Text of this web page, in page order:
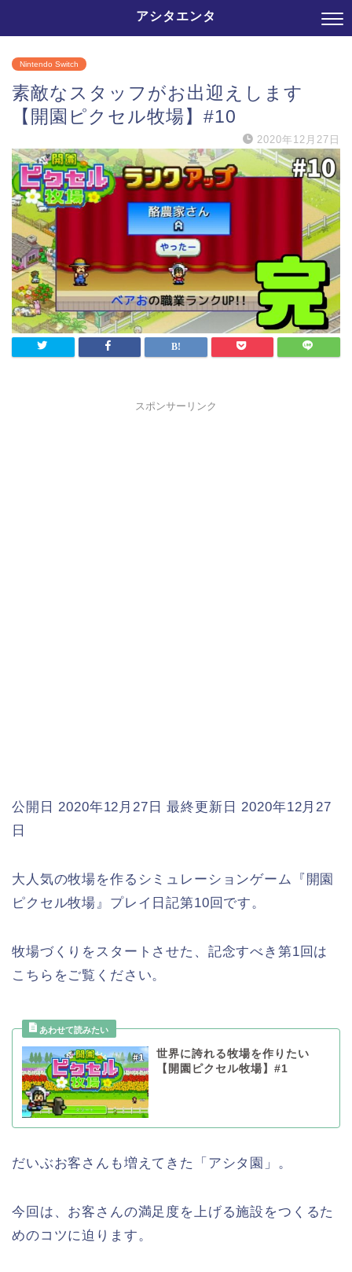
アシタエンタ
Nintendo Switch
素敵なスタッフがお出迎えします
【開園ピクセル牧場】#10
2020年12月27日
スポンサーリンク
公開日 2020年12月27日最終更新日 2020年12月27
日
大人気の牧場を作るシミュレーションゲーム『開園
ピクセル牧場』プレイ日記第10回です。
牧場づくりをスタートさせた、記念すべき第1回は
こちらをご覧ください。
世界に誇れる牧場を作りたい
【開園ピクセル牧場】#1
だいぶお客さんも増えてきた「アシタ園」。
今回は、お客さんの満足度を上げる施設をつくるた
めのコツに迫ります。